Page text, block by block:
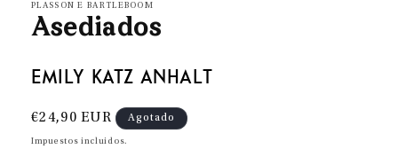
una
ventana
modal
PLASSON E BARTLEBOOM
Asediados
Emily Katz Anhalt
Precio
habitual
€24,90 EUR Agotado
Impuestos incluidos.